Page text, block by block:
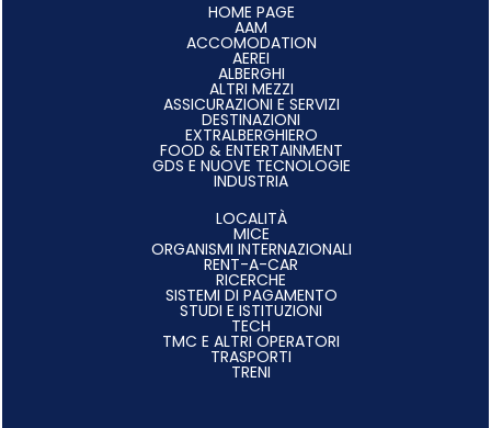
HOME PAGE
AAM
ACCOMODATION
AEREI
ALBERGHI
ALTRI MEZZI
ASSICURAZIONI E SERVIZI
DESTINAZIONI
EXTRALBERGHIERO
FOOD & ENTERTAINMENT
GDS E NUOVE TECNOLOGIE
INDUSTRIA
LOCALITÀ
MICE
ORGANISMI INTERNAZIONALI
RENT-A-CAR
RICERCHE
SISTEMI DI PAGAMENTO
STUDI E ISTITUZIONI
TECH
TMC E ALTRI OPERATORI
TRASPORTI
TRENI